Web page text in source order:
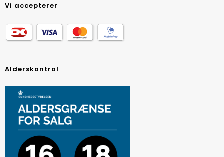
Vi accepterer
Alderskontrol